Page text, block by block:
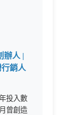
辦人 |
銷人
投入數
曾創造